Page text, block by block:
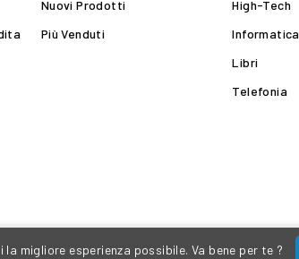
Nuovi Prodotti
Più Venduti
High-Tech
Informatica
Libri
Telefonia
migliore esperienza possibile. Va bene per te ?